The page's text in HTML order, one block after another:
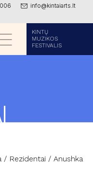
info@kintaiarts.lt
KINTŲ
MUZIKOS
FESTIVALIS
/ Rezidentai / Anushka